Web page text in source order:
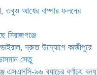
পর সিরাজগঞ্জে
হাসান মাহমুদকে নিয়ে
প্রতিবাদে সিরাজগঞ্জে
তবুও আখের বাম্পার ফলনের
সিরাজগঞ্জে
ভাইরাল, দ্রুত উদ্যোগে কাজীপুরে
সেতু
এসএসসি-৯৬ ব্যাচের বর্ণাঢ্য বন্ধু